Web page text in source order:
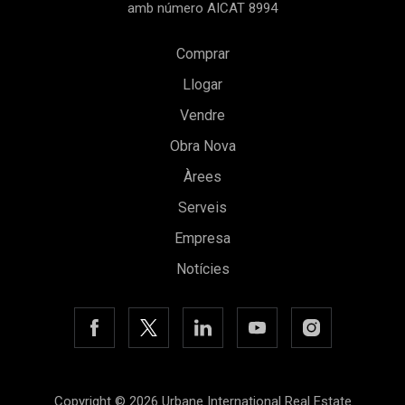
amb número AICAT 8994
Comprar
Llogar
Vendre
Obra Nova
Àrees
Serveis
Empresa
Notícies
Copyright © 2026 Urbane International Real Estate
Guardar configuració